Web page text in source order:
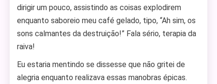
dirigir um pouco, assistindo as coisas explodirem
enquanto saboreio meu café gelado, tipo, “Ah sim, os
sons calmantes da destruição!” Fala sério, terapia da
raiva!
Eu estaria mentindo se dissesse que não gritei de
alegria enquanto realizava essas manobras épicas.